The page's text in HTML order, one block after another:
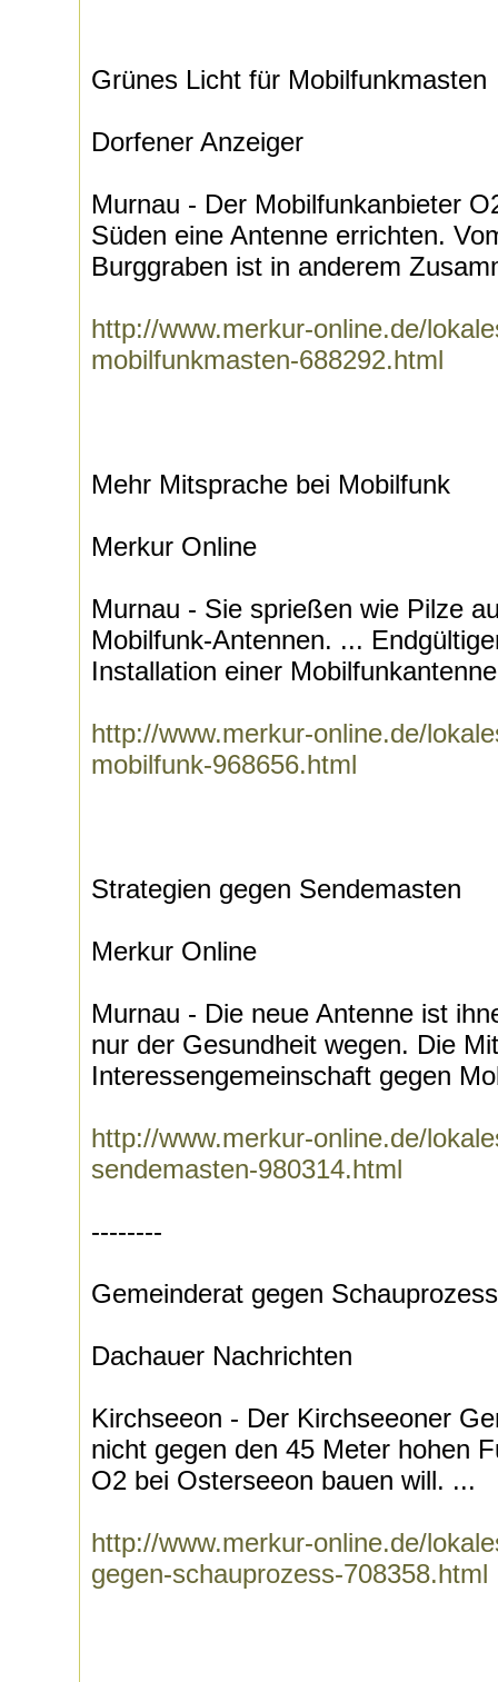
Grünes Licht für Mobilfunkmasten
Dorfener Anzeiger
Murnau - Der Mobilfunkanbieter
Süden eine Antenne errichten.
Burggraben ist in anderem
http://www.merkur-online.de/
mobilfunkmasten-688292.html
Mehr Mitsprache bei Mobilfunk
Merkur Online
Murnau - Sie sprießen wie Pilze
Mobilfunk-Antennen. ...
Installation einer
http://www.merkur-online.de/
mobilfunk-968656.html
Strategien gegen Sendemasten
Merkur Online
Murnau - Die neue Antenne ist
nur der Gesundheit wegen. Die
Interessengemeinschaft gegen
http://www.merkur-online.de/
sendemasten-980314.html
--------
Gemeinderat gegen Schauprozess
Dachauer Nachrichten
Kirchseeon - Der Kirchseeoner
nicht gegen den 45 Meter hohen
O2 bei Osterseeon bauen will. ...
http://www.merkur-online.de/
gegen-schauprozess-708358.html